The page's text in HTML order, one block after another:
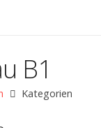
B1
Kategorien